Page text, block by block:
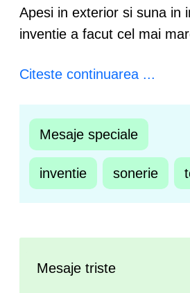
Apesi in exterior si suna in
inventie a facut cel mai
Citeste continuarea ...
Mesaje speciale
inventie sonerie
Mesaje triste